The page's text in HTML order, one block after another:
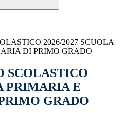
2026/2027 SCUOLA
DI PRIMO GRADO
SCOLASTICO
PRIMARIA E
GRADO